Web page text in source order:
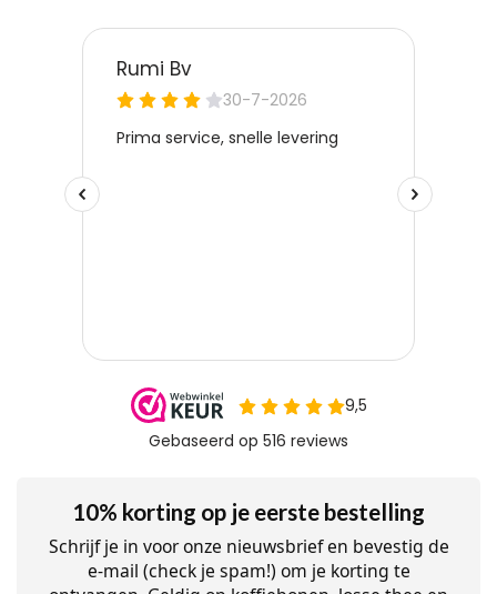
10% korting op je eerste bestelling
Schrijf je in voor onze nieuwsbrief en bevestig de
e-mail (check je spam!) om je korting te